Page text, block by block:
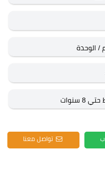
/ الوحدة
تواصل معنا